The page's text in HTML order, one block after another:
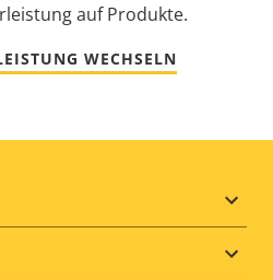
auf Produkte.
WECHSELN